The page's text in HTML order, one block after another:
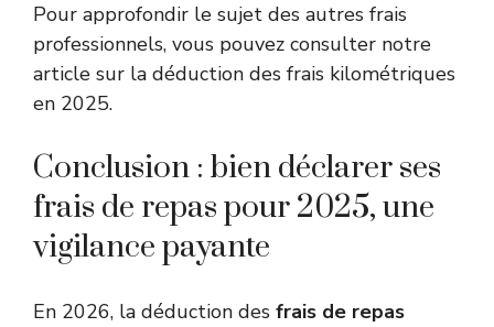
Pour approfondir le sujet des autres frais
professionnels, vous pouvez consulter notre
article sur la déduction des frais kilométriques
en 2025.
Conclusion : bien déclarer ses
frais de repas pour 2025, une
vigilance payante
En 2026, la déduction des frais de repas